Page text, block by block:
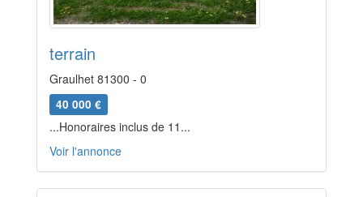
terrain
Graulhet 81300 - 0
40 000 €
...Honoraires inclus de 11...
Voir l'annonce